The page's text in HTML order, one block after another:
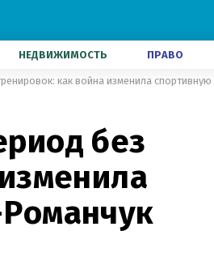
НЕДВИЖИМОСТЬ ПРАВО
без